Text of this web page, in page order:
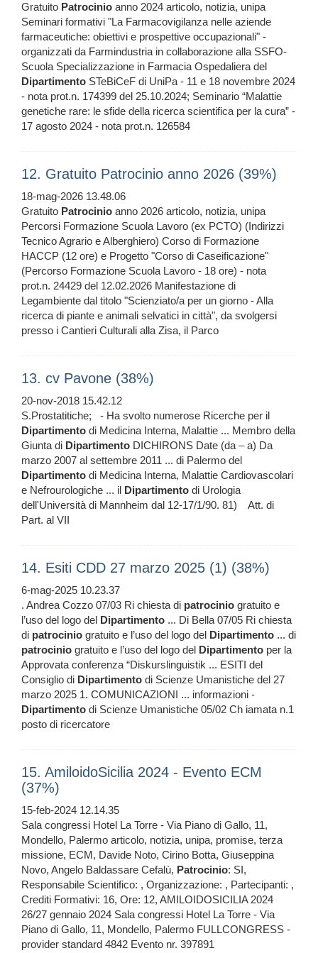
Gratuito Patrocinio anno 2024 articolo, notizia, unipa
Seminari formativi "La Farmacovigilanza nelle aziende
farmaceutiche: obiettivi e prospettive occupazionali" -
organizzati da Farmindustria in collaborazione alla SSFO-
Scuola Specializzazione in Farmacia Ospedaliera del
Dipartimento STeBiCeF di UniPa - 11 e 18 novembre 2024
- nota prot.n. 174399 del 25.10.2024; Seminario “Malattie
genetiche rare: le sfide della ricerca scientifica per la cura” -
17 agosto 2024 - nota prot.n. 126584
12. Gratuito Patrocinio anno 2026 (39%)
18-mag-2026 13.48.06
Gratuito Patrocinio anno 2026 articolo, notizia, unipa
Percorsi Formazione Scuola Lavoro (ex PCTO) (Indirizzi
Tecnico Agrario e Alberghiero) Corso di Formazione
HACCP (12 ore) e Progetto "Corso di Caseificazione"
(Percorso Formazione Scuola Lavoro - 18 ore) - nota
prot.n. 24429 del 12.02.2026 Manifestazione di
Legambiente dal titolo "Scienziato/a per un giorno - Alla
ricerca di piante e animali selvatici in città", da svolgersi
presso i Cantieri Culturali alla Zisa, il Parco
13. cv Pavone (38%)
20-nov-2018 15.42.12
S.Prostatitiche; - Ha svolto numerose Ricerche per il
Dipartimento di Medicina Interna, Malattie ... Membro della
Giunta di Dipartimento DICHIRONS Date (da – a) Da
marzo 2007 al settembre 2011 ... di Palermo del
Dipartimento di Medicina Interna, Malattie Cardiovascolari
e Nefrourologiche ... il Dipartimento di Urologia
dell'Università di Mannheim dal 12-17/1/90. 81) Att. di
Part. al VII
14. Esiti CDD 27 marzo 2025 (1) (38%)
6-mag-2025 10.23.37
. Andrea Cozzo 07/03 Ri chiesta di patrocinio gratuito e
l’uso del logo del Dipartimento ... Di Bella 07/05 Ri chiesta
di patrocinio gratuito e l’uso del logo del Dipartimento ... di
patrocinio gratuito e l’uso del logo del Dipartimento per la
Approvata conferenza “Diskurslinguistik ... ESITI del
Consiglio di Dipartimento di Scienze Umanistiche del 27
marzo 2025 1. COMUNICAZIONI ... informazioni -
Dipartimento di Scienze Umanistiche 05/02 Ch iamata n.1
posto di ricercatore
15. AmiloidoSicilia 2024 - Evento ECM
(37%)
15-feb-2024 12.14.35
Sala congressi Hotel La Torre - Via Piano di Gallo, 11,
Mondello, Palermo articolo, notizia, unipa, promise, terza
missione, ECM, Davide Noto, Cirino Botta, Giuseppina
Novo, Angelo Baldassare Cefalù, Patrocinio: SI,
Responsabile Scientifico: , Organizzazione: , Partecipanti: ,
Crediti Formativi: 16, Ore: 12, AMILOIDOSICILIA 2024
26/27 gennaio 2024 Sala congressi Hotel La Torre - Via
Piano di Gallo, 11, Mondello, Palermo FULLCONGRESS -
provider standard 4842 Evento nr. 397891